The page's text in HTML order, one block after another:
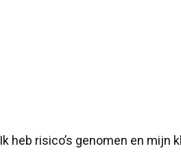
Ik heb risico’s genomen en mijn